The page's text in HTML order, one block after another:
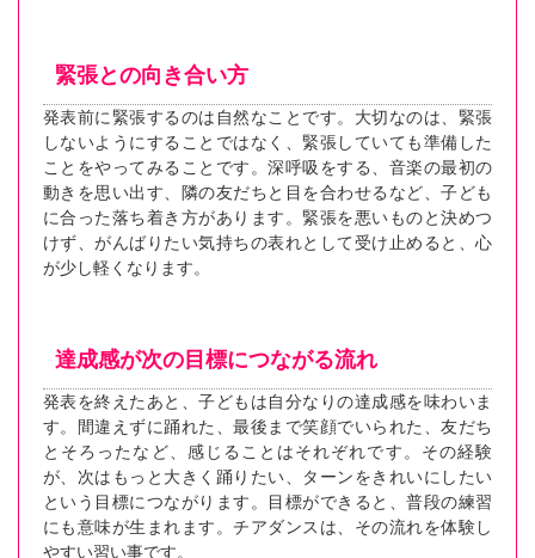
緊張との向き合い方
発表前に緊張するのは自然なことです。大切なのは、緊張
しないようにすることではなく、緊張していても準備した
ことをやってみることです。深呼吸をする、音楽の最初の
動きを思い出す、隣の友だちと目を合わせるなど、子ども
に合った落ち着き方があります。緊張を悪いものと決めつ
けず、がんばりたい気持ちの表れとして受け止めると、心
が少し軽くなります。
達成感が次の目標につながる流れ
発表を終えたあと、子どもは自分なりの達成感を味わいま
す。間違えずに踊れた、最後まで笑顔でいられた、友だち
とそろったなど、感じることはそれぞれです。その経験
が、次はもっと大きく踊りたい、ターンをきれいにしたい
という目標につながります。目標ができると、普段の練習
にも意味が生まれます。チアダンスは、その流れを体験し
やすい習い事です。